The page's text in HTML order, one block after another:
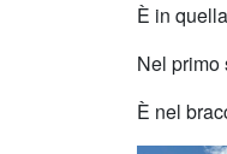
È in
Nel primo
È nel